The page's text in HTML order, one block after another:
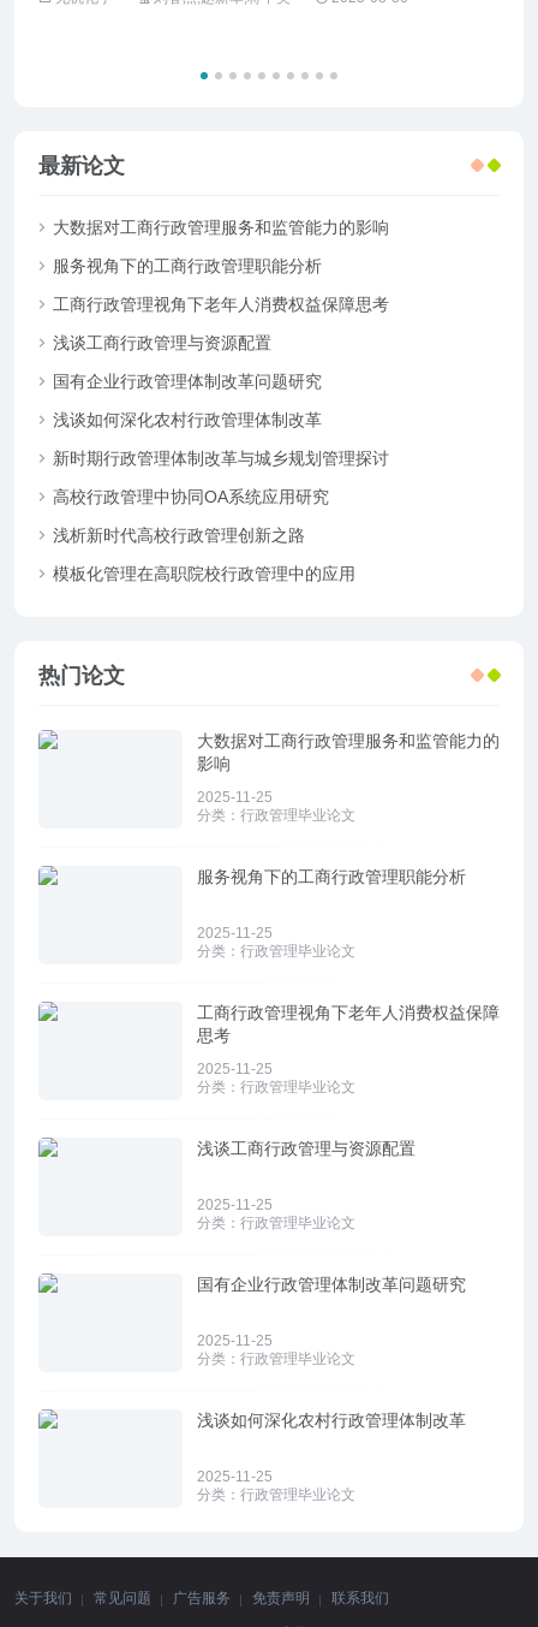
最新论文
大数据对工商行政管理服务和监管能力的影响
服务视角下的工商行政管理职能分析
工商行政管理视角下老年人消费权益保障思考
浅谈工商行政管理与资源配置
国有企业行政管理体制改革问题研究
浅谈如何深化农村行政管理体制改革
新时期行政管理体制改革与城乡规划管理探讨
高校行政管理中协同OA系统应用研究
浅析新时代高校行政管理创新之路
模板化管理在高职院校行政管理中的应用
热门论文
大数据对工商行政管理服务和监管能力的
影响
2025-11-25
分类： 行政管理毕业论文
服务视角下的工商行政管理职能分析
2025-11-25
分类： 行政管理毕业论文
工商行政管理视角下老年人消费权益保障
思考
2025-11-25
分类： 行政管理毕业论文
浅谈工商行政管理与资源配置
2025-11-25
分类： 行政管理毕业论文
国有企业行政管理体制改革问题研究
2025-11-25
分类： 行政管理毕业论文
浅谈如何深化农村行政管理体制改革
2025-11-25
分类： 行政管理毕业论文
关于我们 常见问题 广告服务 免责声明 联系我们